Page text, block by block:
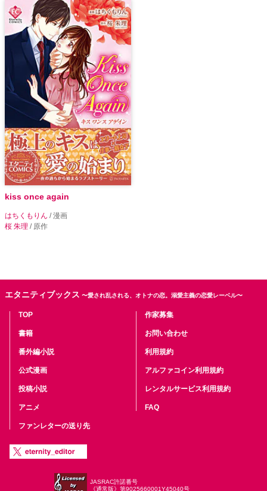
kiss once again
はちくもりん / 漫画
桜 朱理 / 原作
エタニティブックス 〜愛され乱される、オトナの恋。溺愛主義の恋愛レーベル〜
TOP
書籍
番外編小説
公式漫画
投稿小説
アニメ
ファンレターの送り先
作家募集
お問い合わせ
利用規約
アルファコイン利用規約
レンタルサービス利用規約
FAQ
JASRAC許諾番号
《通常版》第9025660001Y45040号